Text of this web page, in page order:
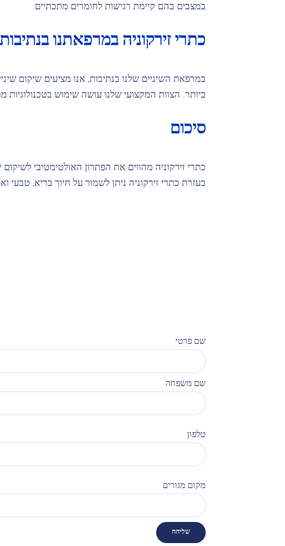
במצבים בהם קיימת רגישות לחומרים מתכתיים.
כתרי זירקוניה במרפאתנו
במרפאת השיניים שלנו בנתיבות, אנו מציעים שיקום
ביותר. הצוות המקצועי שלנו עושה שימוש
סיכום
כתרי זירקוניה מהווים את הפתרון האולטימטיבי
בעזרת כתרי זירקוניה ניתן לשמור על חיוך בריא, טבעי
שם פרטי
שם משפחה
טלפון
מקום מגורים